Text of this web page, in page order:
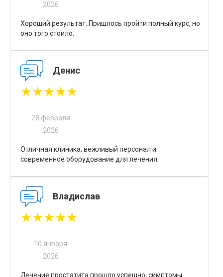
2026
Хороший результат. Пришлось пройти полный курс, но
оно того стоило.
Денис
★★★★★
28 февраля
2026
Отличная клиника, вежливый персонал и
современное оборудование для лечения.
Владислав
★★★★★
10 января
2026
Лечение простатита прошло успешно, симптомы